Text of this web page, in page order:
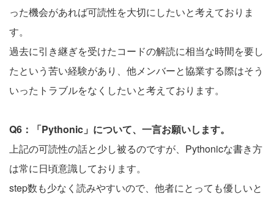
った機会があれば可読性を大切にしたいと考えておりま
す。
過去に引き継ぎを受けたコードの解読に相当な時間を要し
たという苦い経験があり、他メンバーと協業する際はそう
いったトラブルをなくしたいと考えております。
Q6：「Pythonic」について、一言お願いします。
上記の可読性の話と少し被るのですが、Pythonicな書き方
は常に日頃意識しております。
step数も少なく読みやすいので、他者にとっても優しいと